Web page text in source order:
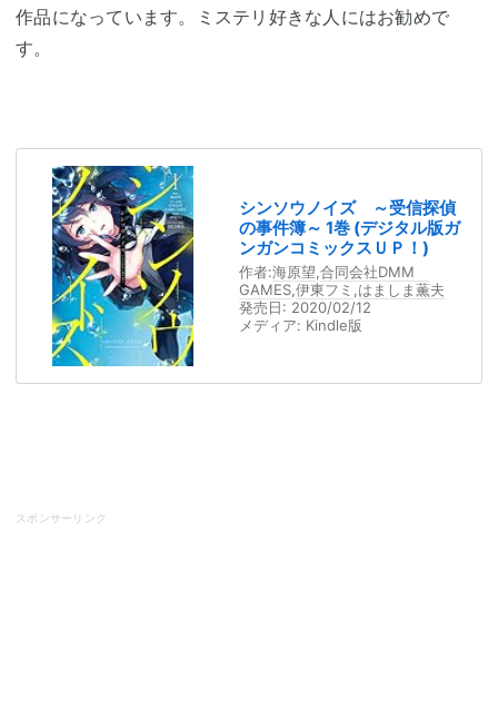
作品になっています。ミステリ好きな人にはお勧めで
す。
シンソウノイズ ～受信探偵
の事件簿～ 1巻 (デジタル版ガ
ンガンコミックスＵＰ！)
作者:海原望,合同会社DMM
GAMES,伊東フミ ,はましま薫夫
発売日: 2020/02/12
メディア: Kindle版
スポンサーリンク